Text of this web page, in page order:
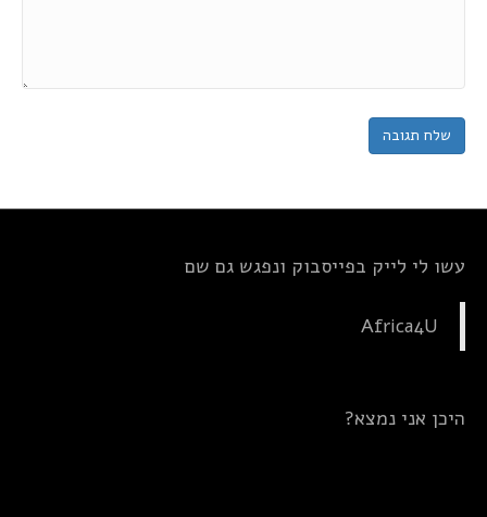
עשו לי לייק בפייסבוק ונפגש גם שם
Africa4U
היכן אני נמצא?